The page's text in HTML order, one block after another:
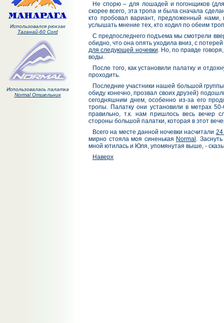
Использовался рюкзак
Таганай-60 Cord
Использовалась палатка
Normal Отшельник
Не спорю – для лошадей и погонщиков
скорее всего, эта тропа и была сначала
кто пробовал вариант, предложенный
услышать мнение тех, кто ходил по обеим
С предпоследнего подъема мы смотрели
обидно, что она опять уходила вниз, с
для следующей ночевки. Но, по правде
воды.
После того, как установили палатку и
проходить.
Последние участники нашей большой
обиду конечно, прозвал своих друзей)
сегодняшним днем, особенно из-за его
тропы. Палатку они установили в метрах
правильно, т.к. нам пришлось весь вечер
стороны большой палатки, которая в этот
Всего на месте данной ночевки насчитали 24
мирно стояла моя синенькая Normal .
мной ютилась и Юля, упомянутая выше, -
Наверх